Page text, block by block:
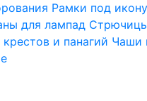
Рамки под икону
для лампад
и панагий Чаши